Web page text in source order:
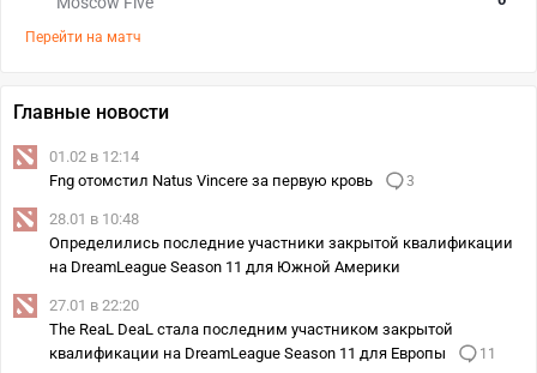
Перейти на матч
Главные новости
01.02 в 12:14
Fng отомстил Natus Vincere за первую кровь
3
28.01 в 10:48
Определились последние участники закрытой квалификации
на DreamLeague Season 11 для Южной Америки
27.01 в 22:20
The ReaL DeaL стала последним участником закрытой
квалификации на DreamLeague Season 11 для Европы
11